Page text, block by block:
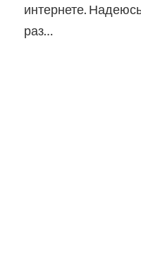
интернете.
раз…